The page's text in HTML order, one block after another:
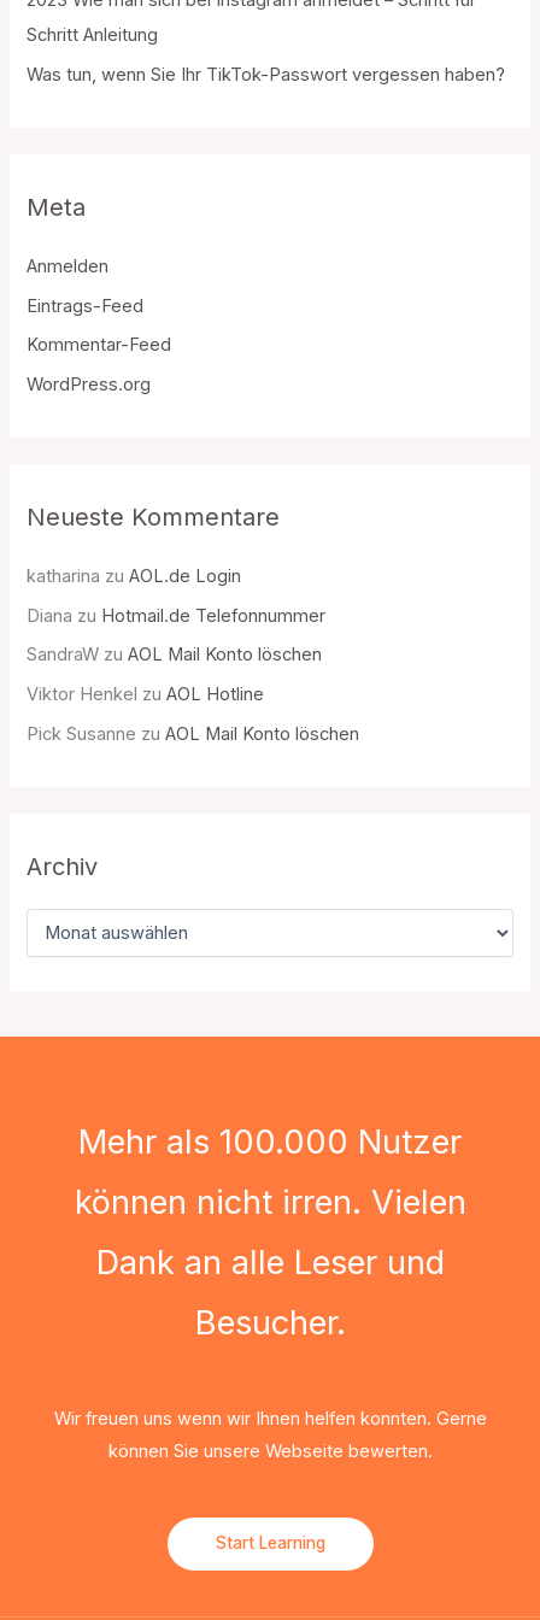
Schritt Anleitung
Was tun, wenn Sie Ihr TikTok-Passwort vergessen haben?
Meta
Anmelden
Eintrags-Feed
Kommentar-Feed
WordPress.org
Neueste Kommentare
katharina zuAOL.de Login
Diana zu Hotmail.de Telefonnummer
SandraW zuAOL Mail Konto löschen
Viktor Henkel zuAOL Hotline
Pick Susanne zuAOL Mail Konto löschen
Archiv
v
Mehr als 100.000 Nutzer
können nicht irren. Vielen
Dank an alle Leser und
Besucher.
Wir freuen uns wenn wir Ihnen helfen konnten. Gerne
können Sie unsere Webseite bewerten.
Start Learning